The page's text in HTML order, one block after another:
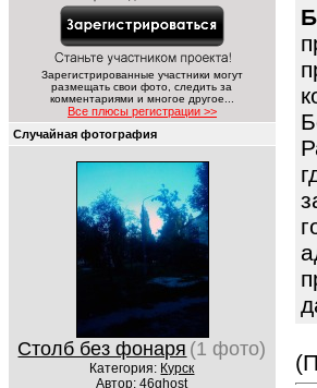
Зарегистрированные участники могут
размещать свои фото, следить за
комментариями и многое другое...
Все плюсы регистрации >>
Случайная фотография
Столб без фонаря (1 фото)
Категория: Курск
Автор:46ghost